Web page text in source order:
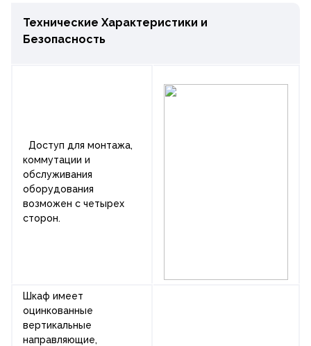
Технические Характеристики и
Безопасность
Доступ для монтажа,
коммутации и
обслуживания
оборудования
возможен с четырех
сторон.
Шкаф имеет
оцинкованные
вертикальные
направляющие,